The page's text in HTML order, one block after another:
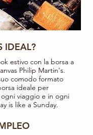
IDEAL?
estivo con la borsa a
Philip Martin's.
comodo formato
ideale per
viaggio e in ogni
is like a Sunday.